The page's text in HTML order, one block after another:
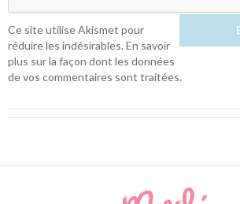
Ce site utilise Akismet pour
réduire les indésirables.En savoir
plus sur la façon dont les données
de vos commentaires sont traitées.